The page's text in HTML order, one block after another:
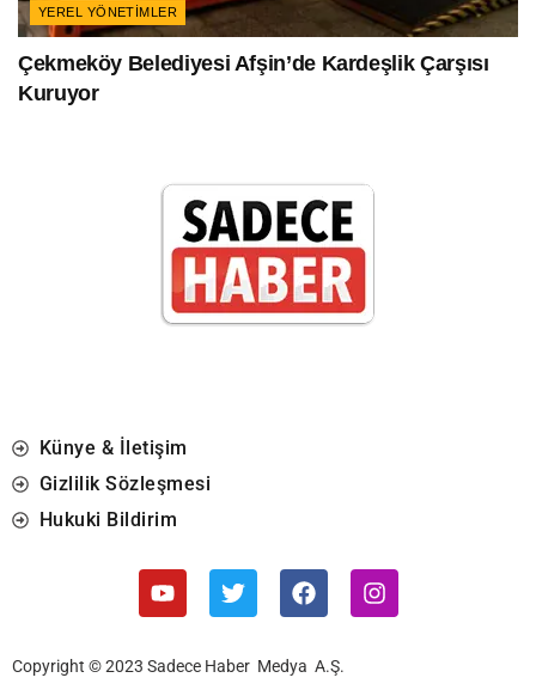
YEREL YÖNETIMLER
Çekmeköy Belediyesi Afşin’de Kardeşlik Çarşısı
Kuruyor
Künye & İletişim
Gizlilik Sözleşmesi
Hukuki Bildirim
Copyright © 2023 Sadece Haber Medya A.Ş.